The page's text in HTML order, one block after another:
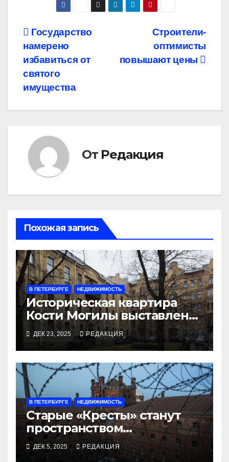
Навигация
по
записям
Строители-
оптимисты
повышают цены
Государство
намерено
избавиться от
святого
имущества
От Редакция
Похожая запись
В ПЕТЕРБУРГЕ НЕДВИЖИМОСТЬ
Историческая квартира
Кости Могилы выставлена
по бросовой цене
ДЕК 23, 2025 РЕДАКЦИЯ
В ПЕТЕРБУРГЕ НЕДВИЖИМОСТЬ
Старые «Кресты» станут
пространством
экспозиции, отелей и
променада
ДЕК 5, 2025 РЕДАКЦИЯ